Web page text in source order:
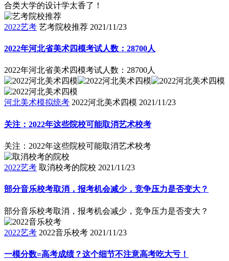
合类大学的设计学太香了！
2022艺考 艺考院校推荐 2021/11/23
2022年河北省美术四模考试人数：28700人
2022年河北省美术四模考试人数：28700人
河北美术模拟统考 2022河北美术四模 2021/11/23
关注：2022年这些院校可能取消艺术校考
关注：2022年这些院校可能取消艺术校考
2022艺考 取消校考的院校 2021/11/23
部分音乐校考取消，报考机会减少，竞争压力是否变大？
部分音乐校考取消，报考机会减少，竞争压力是否变大？
2022艺考 2022音乐校考 2021/11/23
一模分数=高考成绩？这个细节不注意高考吃大亏！